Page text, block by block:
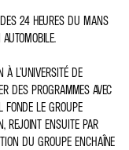
DES 24 HEURES DU MANS
À L’UNIVERSITÉ DE
DES PROGRAMMES AVEC
FONDE LE GROUPE
REJOINT ENSUITE PAR
DU GROUPE ENCHAÎNE